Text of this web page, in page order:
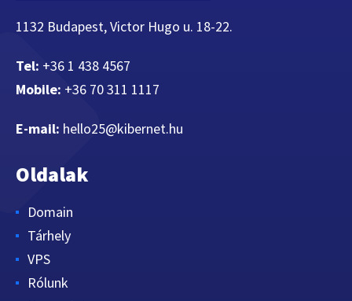
1132 Budapest, Victor Hugo u. 18-22.
Tel: +36 1 438 4567
Mobile: +36 70 311 1117
E-mail: hello25@kibernet.hu
Oldalak
Domain
Tárhely
VPS
Rólunk